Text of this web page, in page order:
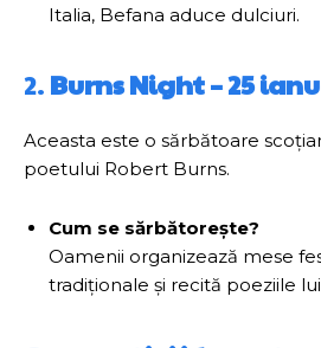
Italia, Befana aduce dulciuri.
2. Burns Night – 25
Aceasta este o sărbătoare
poetului Robert Burns.
Cum se sărbătorește?
Oamenii organizează mese
tradiționale și recită poeziile